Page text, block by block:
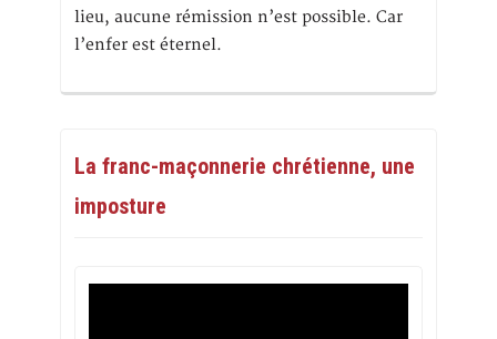
lieu, aucune rémission n’est possible. Car
l’enfer est éternel.
La franc-maçonnerie chrétienne, une
imposture